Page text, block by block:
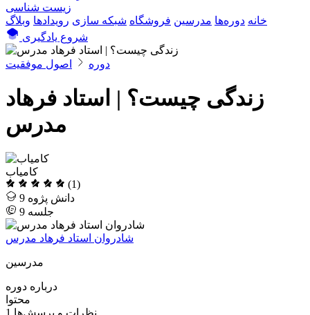
زیست شناسی
خانه دوره‌ها مدرسین فروشگاه شبکه سازی رویداد‌ها وبلاگ
شروع یادگیری
دوره‌ اصول موفقیت
زندگی چیست؟ | استاد فرهاد
مدرس
کامیاب
(1)
9 دانش پژوه
9 جلسه
شادروان استاد فرهاد مدرس
مدرسین
درباره دوره
محتوا